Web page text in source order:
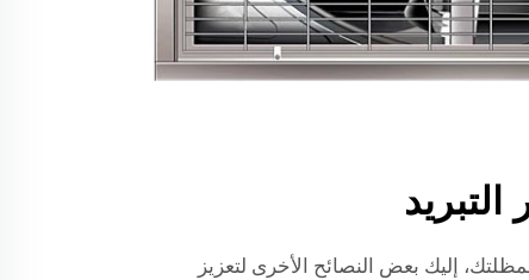
التبريد
إليك بعض النصائح الأخرى لتعزيز